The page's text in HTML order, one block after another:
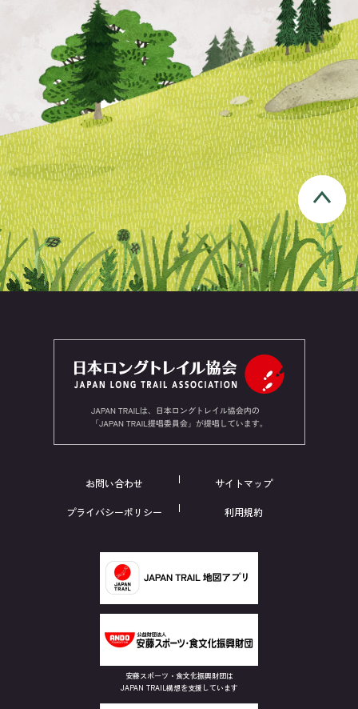
お問い合わせ サイトマップ
プライバシーポリシー 利用規約
安藤スポーツ・食文化振興財団は
JAPAN TRAIL構想を支援しています